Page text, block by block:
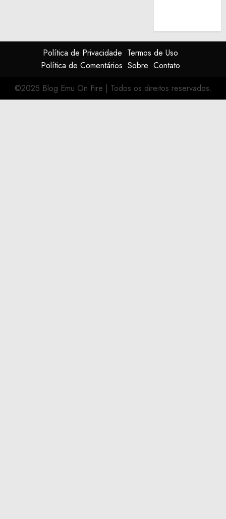
Política de Privacidade Termos de Uso
Política de Comentários Sobre Contato
©2025 Blog Emu On Fire | Todos os direitos reservados.